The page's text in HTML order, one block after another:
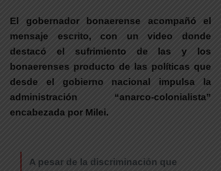
El gobernador bonaerense acompañó el
mensaje escrito, con un video donde
destacó el sufrimiento de las y los
bonaerenses producto de las políticas que
desde el gobierno nacional impulsa la
administración “anarco-colonialista”
encabezada por Milei.
A pesar de la discriminación que